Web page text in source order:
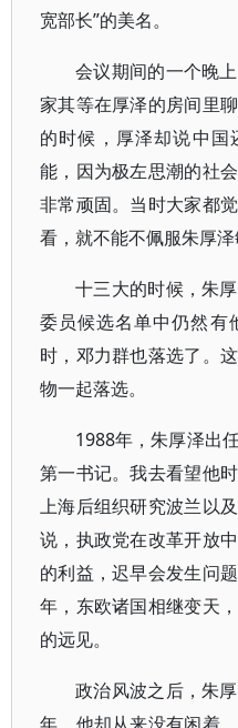
宽部长”的美名。
会议期间的一个晚
家其等在厚泽的房间里
的时候，厚泽却说中国
能，因为极左思潮的社
非常顽固。当时大家都
看，就不能不佩服朱厚泽
十三大的时候，朱
委员候选名单中仍然有
时，邓力群也落选了。
物一起落选。
1988年，朱厚泽出
第一书记。我去看望他
上海后组织研究波兰以
说，执政党在改革开放
的利益，迟早会发生问
年，东欧诸国相继变天
的远见。
政治风波之后，朱